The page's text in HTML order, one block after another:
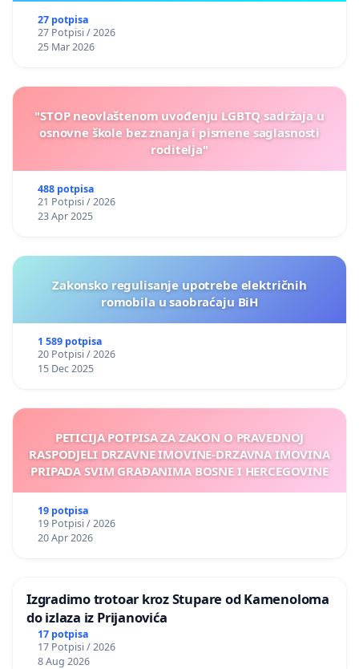
27 potpisa
27 Potpisi / 2026
25 Mar 2026
"STOP neovlaštenom uvođenju LGBTQ sadržaja u
osnovne škole bez znanja i pismene saglasnosti
roditelja"
488 potpisa
21 Potpisi / 2026
23 Apr 2025
Zakonsko regulisanje upotrebe električnih
romobila u saobraćaju BiH
1 589 potpisa
20 Potpisi / 2026
15 Dec 2025
PETICIJA POTPISA ZA ZAKON O PRAVEDNOJ
RASPODJELI DRZAVNE IMOVINE-DRZAVNA IMOVINA
PRIPADA SVIM GRAĐANIMA BOSNE I HERCEGOVINE
19 potpisa
19 Potpisi / 2026
20 Apr 2026
Izgradimo trotoar kroz Stupare od Kamenoloma
do izlaza iz Prijanovića
17 potpisa
17 Potpisi / 2026
8 Aug 2026